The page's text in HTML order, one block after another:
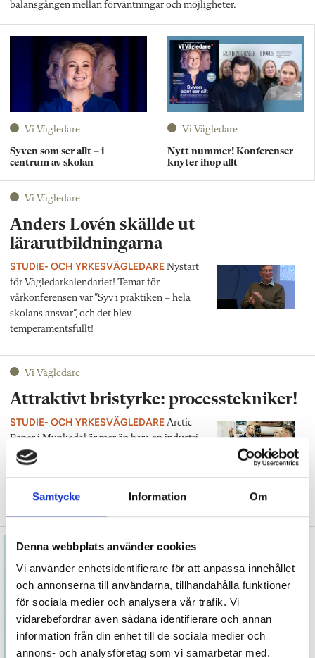
Samtycke Information Om
Denna webbplats använder cookies
Vi använder enhetsidentifierare för att anpassa innehållet
och annonserna till användarna, tillhandahålla funktioner
för sociala medier och analysera vår trafik. Vi
vidarebefordrar även sådana identifierare och annan
information från din enhet till de sociala medier och
annons- och analysföretag som vi samarbetar med.
balansgången mellan förväntningar och möjligheter.
Vi Vägledare
Syven som ser allt – i
centrum av skolan
Vi Vägledare
Nytt nummer! Konferenser
knyter ihop allt
Vi Vägledare
Anders Lovén skällde ut
lärarutbildningarna
STUDIE- OCH YRKESVÄGLEDARE Nystart
för Vägledarkalendariet! Temat för
vårkonferensen var ”Syv i praktiken – hela
skolans ansvar”, och det blev
temperamentsfullt!
Vi Vägledare
Attraktivt bristyrke: processtekniker!
STUDIE- OCH YRKESVÄGLEDARE Arctic
Paper i Munkedal är mer än bara en industri –
här finns även en gymnasieskola.– Vår
inriktning finns bara på fyra ställen i Sverige,
Eriksson.